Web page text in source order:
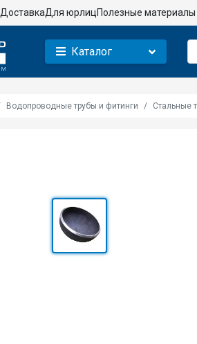
ДоставкаДля юрлицПолезные материалы
Каталог
Водопроводные трубы и фитинги Стальные